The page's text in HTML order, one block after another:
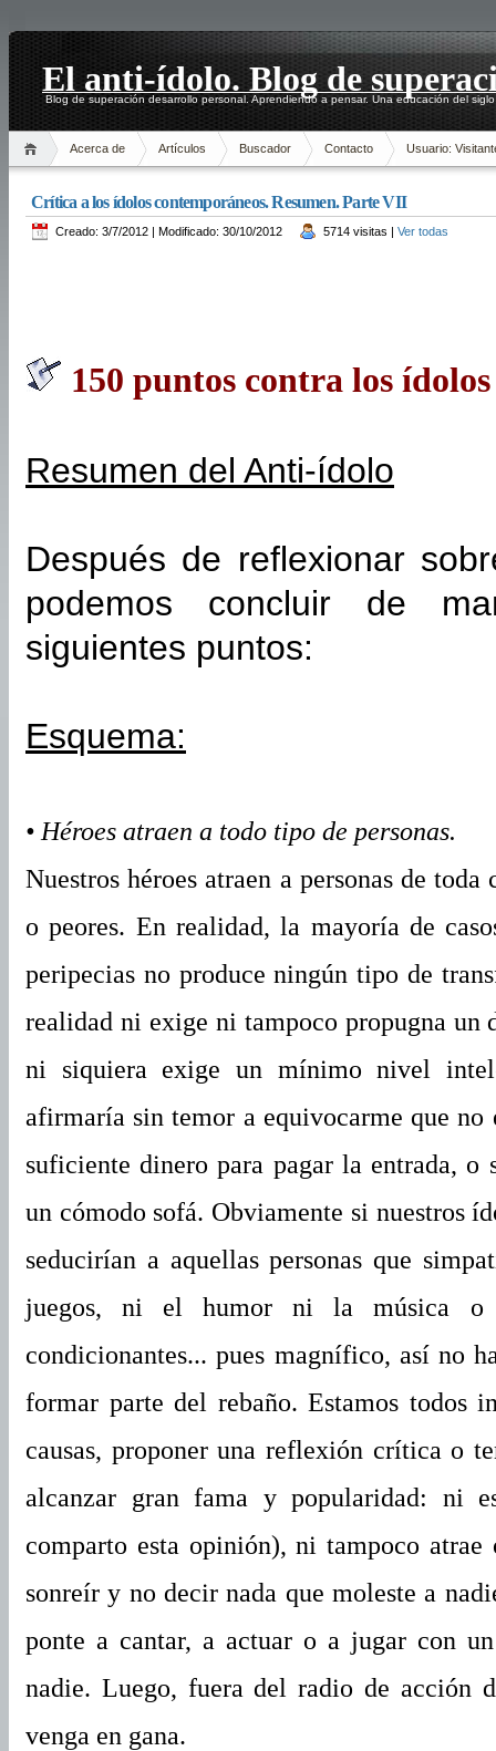
El anti-ídolo. Blog de
Blog de superación desarrollo personal. Aprendiendo a pensar. Una educación del
Acerca de Artículos Buscador Contacto Usuario:
Crítica a los ídolos contemporáneos. Resumen. Parte VII
Creado: 3/7/2012 | Modificado: 30/10/2012 5714 visitas | Ver todas
150 puntos contra los
Resumen del Anti-ídolo
Después de reflexionar
podemos concluir de
siguientes puntos:
Esquema:
• Héroes atraen a todo tipo de personas.
Nuestros héroes atraen a personas de
o peores. En realidad, la mayoría de
peripecias no produce ningún tipo de
realidad ni exige ni tampoco propugna
ni siquiera exige un mínimo nivel
afirmaría sin temor a equivocarme que no
suficiente dinero para pagar la entrada,
un cómodo sofá. Obviamente si nuestros
seducirían a aquellas personas que
juegos, ni el humor ni la música
condicionantes... pues magnífico, así no
formar parte del rebaño. Estamos todos
causas, proponer una reflexión crítica o
alcanzar gran fama y popularidad: ni
comparto esta opinión), ni tampoco
sonreír y no decir nada que moleste a
ponte a cantar, a actuar o a jugar con
nadie. Luego, fuera del radio de acción
venga en gana.